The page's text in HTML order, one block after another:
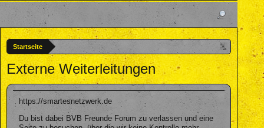
Startseite
Externe Weiterleitungen
https://smartesnetzwerk.de
Du bist dabei BVB Freunde Forum zu verlassen und eine